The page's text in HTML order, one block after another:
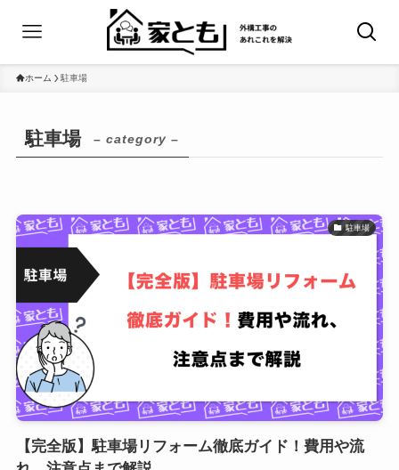
ホーム 駐車場
駐車場 – category –
駐車場
【完全版】駐車場リフォーム徹底ガイド！費用や流